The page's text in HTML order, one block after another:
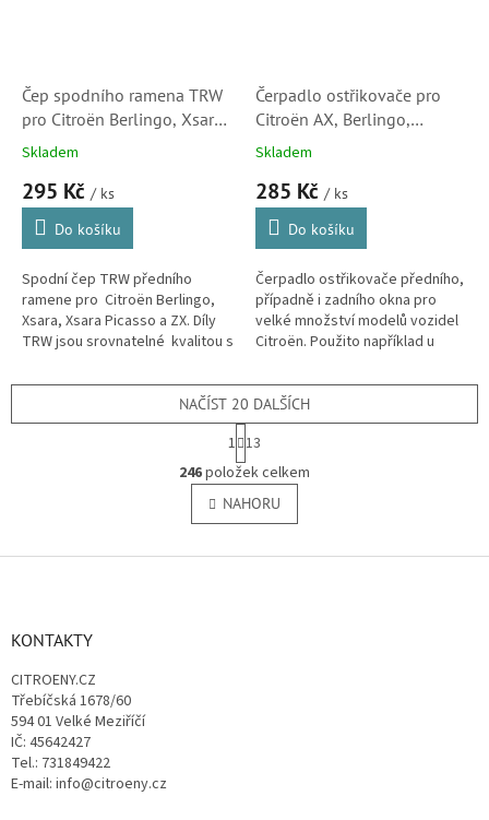
Čep spodního ramena TRW
pro Citroën Berlingo, Xsara
Skladem
295 Kč / ks
Do košíku
Spodní čep TRW předního
ramene pro Citroën Berlingo,
Xsara, Xsara Picasso a ZX. Díly
TRW jsou srovnatelné kvalitou s
jedním z předních světových...
Čerpadlo ostřikovače pro
Citroën AX, Berlingo,
Evasion, Saxo, Xantia
Skladem
285 Kč / ks
Do košíku
Čerpadlo ostřikovače předního,
případně i zadního okna pro
velké množství modelů vozidel
Citroën. Použito například u
Saxo, Xantia, Xantia Break,...
O
v
l
á
NAČÍST 20 DALŠÍCH
S
t
r
á
n
k
v
1 13
246položek celkem
NAHORU
KONTAKTY
CITROENY.CZ
Třebíčská 1678/60
594 01 Velké Meziříčí
IČ: 45642427
Tel.: 731849422
E-mail: info@citroeny.cz